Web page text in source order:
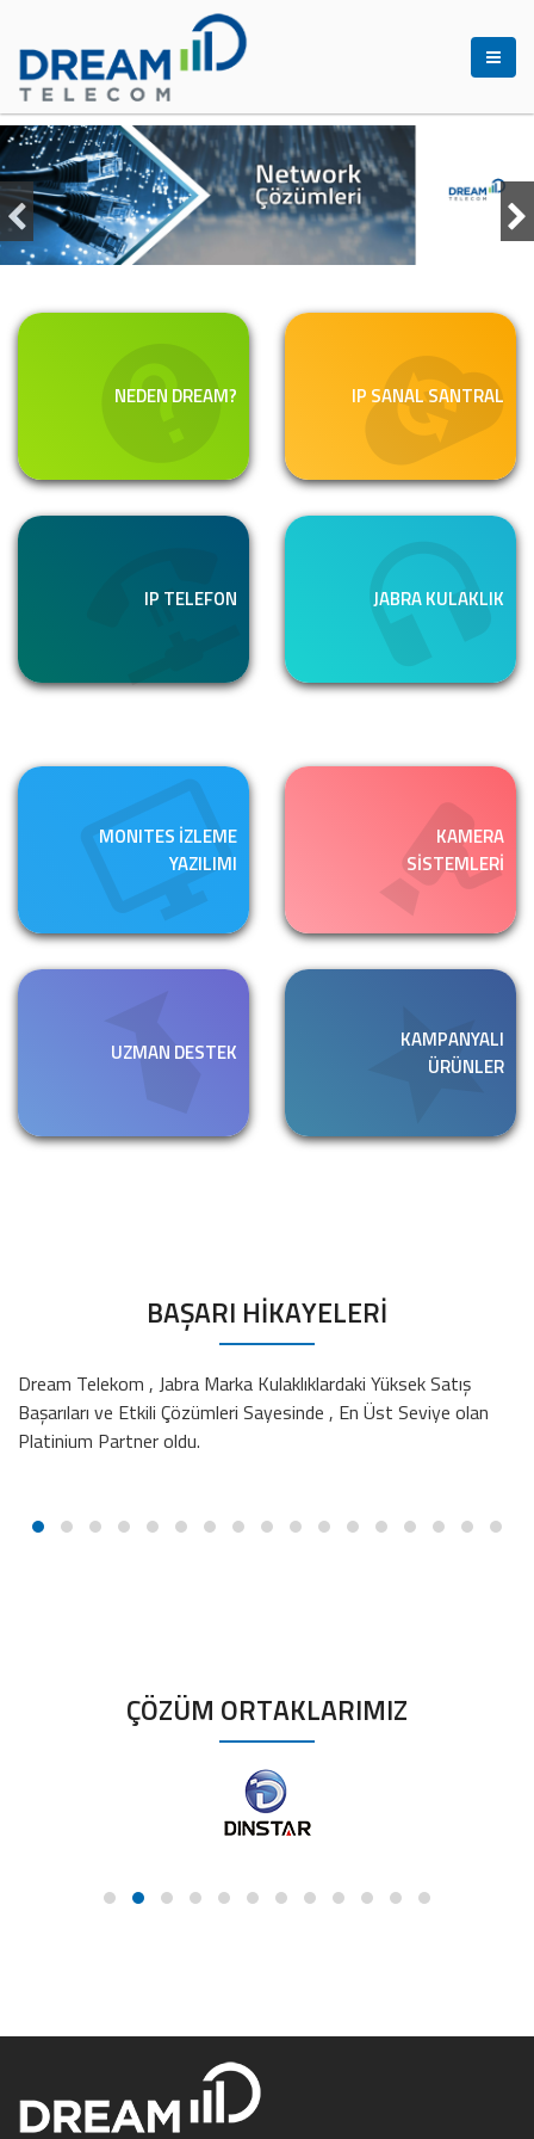
NEDEN DREAM? IP SANAL SANTRAL
IP TELEFON JABRA KULAKLIK
MONITES İZLEME
YAZILIMI
KAMERA
SİSTEMLERİ
UZMAN DESTEK
KAMPANYALI
ÜRÜNLER
Dream Telekom , Jabra Marka Kulaklıklardaki Yüksek Satış
Başarıları ve Etkili Çözümleri Sayesinde , En Üst Seviye olan
Platinium Partner oldu.